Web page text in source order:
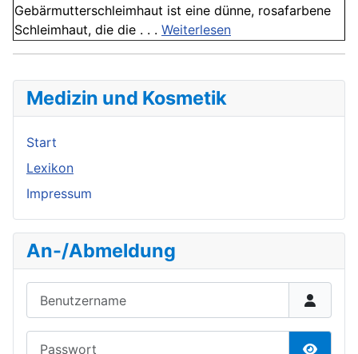
Gebärmutterschleimhaut ist eine dünne, rosafarbene
Schleimhaut, die die . . . Weiterlesen
Medizin und Kosmetik
Start
Lexikon
Impressum
An-/Abmeldung